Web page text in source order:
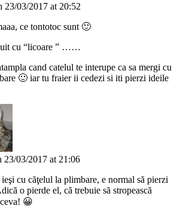
23/03/2017 at 20:52
ce tontotoc sunt 🙂
cu “licoare ” ……
cand catelul te interupe ca sa mergi cu
🙂 iar tu fraier ii cedezi si iti pierzi ideile
23/03/2017 at 21:06
cu căţelul la plimbare, e normal să pierzi
o pierde el, că trebuie să stropească
😀